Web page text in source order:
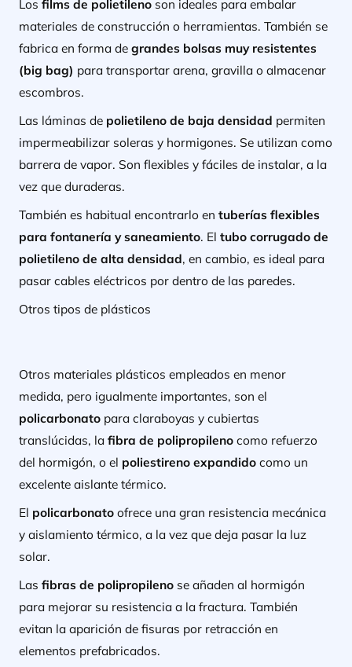
Los films de polietileno son ideales para embalar
materiales de construcción o herramientas. También se
fabrica en forma de grandes bolsas muy resistentes
(big bag) para transportar arena, gravilla o almacenar
escombros.
Las láminas de polietileno de baja densidad permiten
impermeabilizar soleras y hormigones. Se utilizan como
barrera de vapor. Son flexibles y fáciles de instalar, a la
vez que duraderas.
También es habitual encontrarlo en tuberías flexibles
para fontanería y saneamiento. El tubo corrugado de
polietileno de alta densidad, en cambio, es ideal para
pasar cables eléctricos por dentro de las paredes.
Otros tipos de plásticos
Otros materiales plásticos empleados en menor
medida, pero igualmente importantes, son el
policarbonato para claraboyas y cubiertas
translúcidas, la fibra de polipropileno como refuerzo
del hormigón, o el poliestireno expandidocomo un
excelente aislante térmico.
El policarbonato ofrece una gran resistencia mecánica
y aislamiento térmico, a la vez que deja pasar la luz
solar.
Las fibras de polipropilenose añaden al hormigón
para mejorar su resistencia a la fractura. También
evitan la aparición de fisuras por retracción en
elementos prefabricados.